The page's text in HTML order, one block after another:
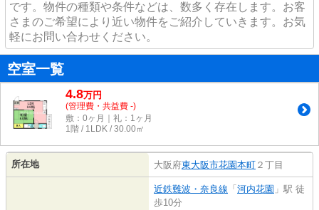
です。物件の種類や条件などは、数多く存在します。お客
さまのご希望により近い物件をご紹介していきます。お気
軽にお問い合わせください。
空室一覧
4.8万円
(管理費・共益費 -)
敷：0ヶ月｜礼：1ヶ月
1階 / 1LDK / 30.00㎡
所在地 大阪府東大阪市花園本町 ２丁目
近鉄難波・奈良線 「 河内花園 」駅 徒
歩10分